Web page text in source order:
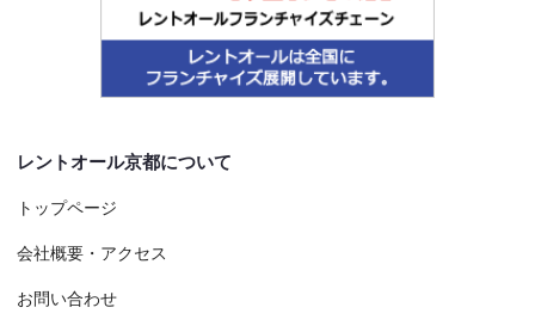
レントオール京都について
トップページ
会社概要・アクセス
お問い合わせ